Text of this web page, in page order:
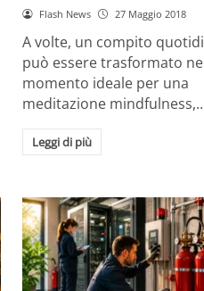
Flash News 27 Maggio 2018
A volte, un compito
può essere trasformato
momento ideale per una
meditazione
Leggi di più